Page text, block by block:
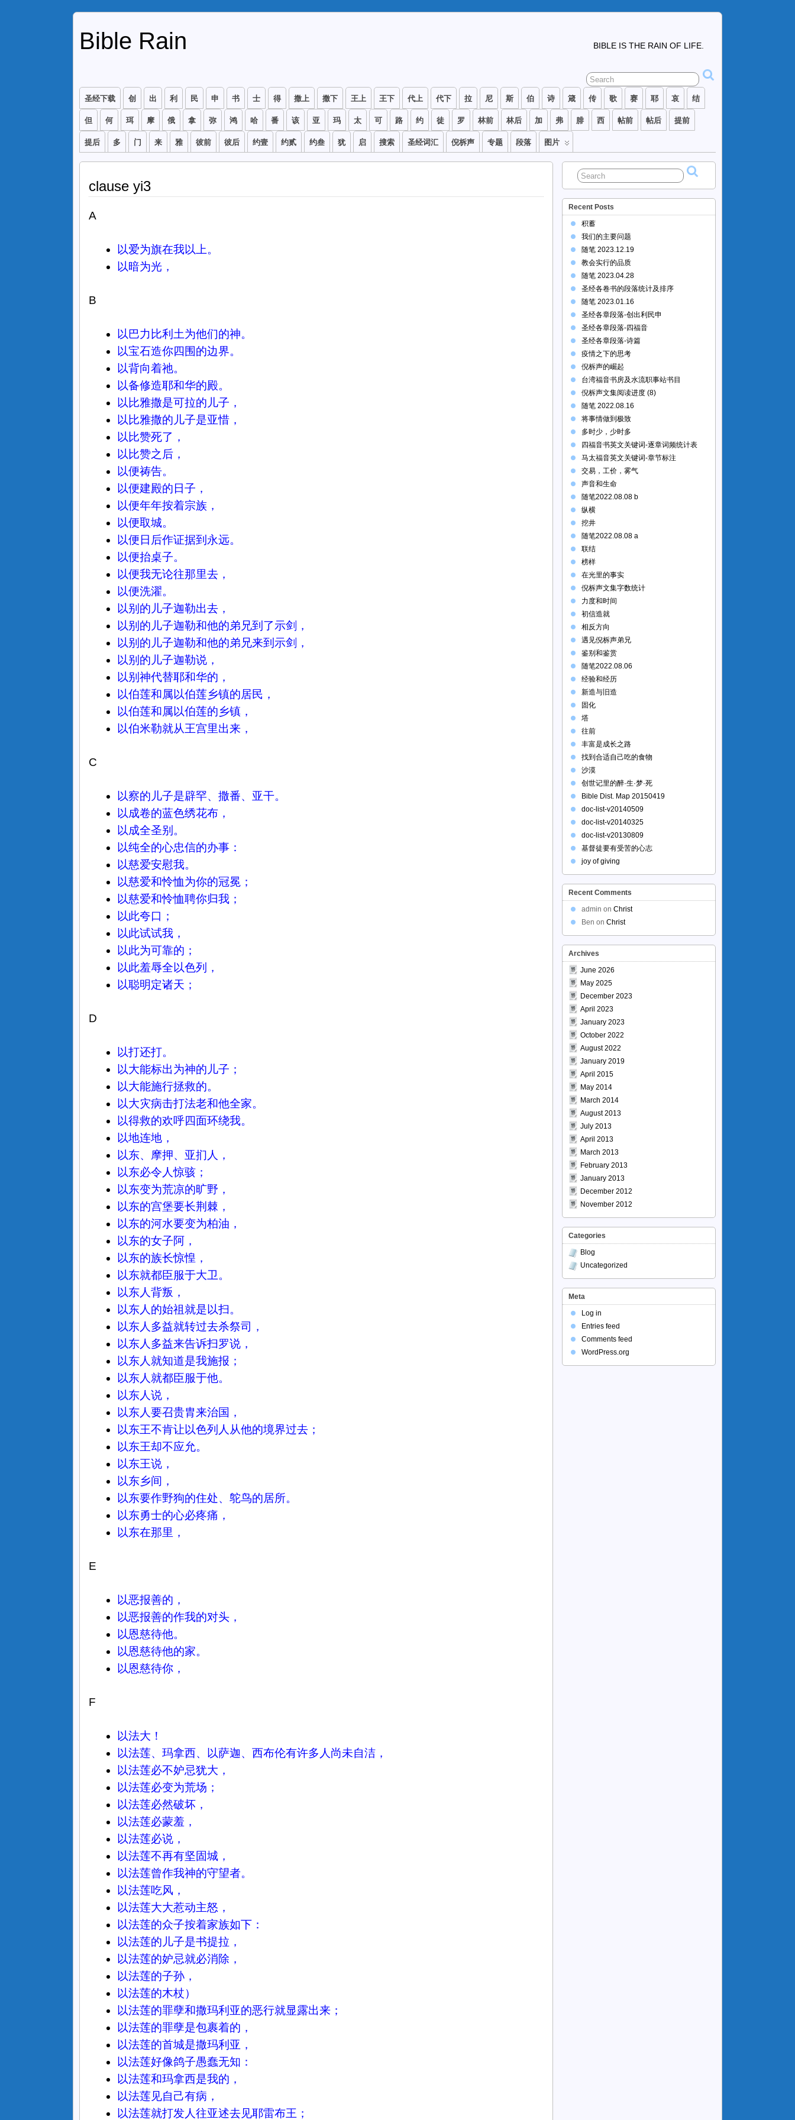
Bible Rain BIBLE IS THE RAIN OF LIFE.
圣经下载 创 出 利 民 申 书 士 得 撒上 撒下 王上 王下 代上 代下 拉 尼 斯 伯 诗 箴 传 歌 赛 耶 哀 结
但 何 珥 摩 俄 拿 弥 鸿 哈 番 该 亚 玛 太 可 路 约 徒 罗 林前 林后 加 弗 腓 西 帖前 帖后 提前
提后 多 门 来 雅 彼前 彼后 约壹 约贰 约叁 犹 启 搜索 圣经词汇 倪柝声 专题 段落 图片
clause yi3
A
以爱为旗在我以上。
以暗为光，
B
以巴力比利土为他们的神。
以宝石造你四围的边界。
以背向着祂。
以备修造耶和华的殿。
以比雅撒是可拉的儿子，
以比雅撒的儿子是亚惜，
以比赞死了，
以比赞之后，
以便祷告。
以便建殿的日子，
以便年年按着宗族，
以便取城。
以便日后作证据到永远。
以便抬桌子。
以便我无论往那里去，
以便洗濯。
以别的儿子迦勒出去，
以别的儿子迦勒和他的弟兄到了示剑，
以别的儿子迦勒和他的弟兄来到示剑，
以别的儿子迦勒说，
以别神代替耶和华的，
以伯莲和属以伯莲乡镇的居民，
以伯莲和属以伯莲的乡镇，
以伯米勒就从王宫里出来，
C
以察的儿子是辟罕、撒番、亚干。
以成卷的蓝色绣花布，
以成全圣别。
以纯全的心忠信的办事：
以慈爱安慰我。
以慈爱和怜恤为你的冠冕；
以慈爱和怜恤聘你归我；
以此夸口；
以此试试我，
以此为可靠的；
以此羞辱全以色列，
以聪明定诸天；
D
以打还打。
以大能标出为神的儿子；
以大能施行拯救的。
以大灾病击打法老和他全家。
以得救的欢呼四面环绕我。
以地连地，
以东、摩押、亚扪人，
以东必令人惊骇；
以东变为荒凉的旷野，
以东的宫堡要长荆棘，
以东的河水要变为柏油，
以东的女子阿，
以东的族长惊惶，
以东就都臣服于大卫。
以东人背叛，
以东人的始祖就是以扫。
以东人多益就转过去杀祭司，
以东人多益来告诉扫罗说，
以东人就知道是我施报；
以东人就都臣服于他。
以东人说，
以东人要召贵胄来治国，
以东王不肯让以色列人从他的境界过去；
以东王却不应允。
以东王说，
以东乡间，
以东要作野狗的住处、鸵鸟的居所。
以东勇士的心必疼痛，
以东在那里，
E
以恶报善的，
以恶报善的作我的对头，
以恩慈待他。
以恩慈待他的家。
以恩慈待你，
F
以法大！
以法莲、玛拿西、以萨迦、西布伦有许多人尚未自洁，
以法莲必不妒忌犹大，
以法莲必变为荒场；
以法莲必然破坏，
以法莲必蒙羞，
以法莲必说，
以法莲不再有坚固城，
以法莲曾作我神的守望者。
以法莲吃风，
以法莲大大惹动主怒，
以法莲的众子按着家族如下：
以法莲的儿子是书提拉，
以法莲的妒忌就必消除，
以法莲的子孙，
以法莲的木杖）
以法莲的罪孽和撒玛利亚的恶行就显露出来；
以法莲的罪孽是包裹着的，
以法莲的首城是撒玛利亚，
以法莲好像鸽子愚蠢无知：
以法莲和玛拿西是我的，
以法莲见自己有病，
以法莲就打发人往亚述去见耶雷布王；
Recent Posts
积蓄
我们的主要问题
随笔 2023.12.19
教会实行的品质
随笔 2023.04.28
圣经各卷书的段落统计及排序
随笔 2023.01.16
圣经各章段落-创出利民申
圣经各章段落-四福音
圣经各章段落-诗篇
疫情之下的思考
倪柝声的崛起
台湾福音书房及水流职事站书目
倪柝声文集阅读进度 (8)
随笔 2022.08.16
将事情做到极致
多时少，少时多
四福音书英文关键词-逐章词频统计表
马太福音英文关键词-章节标注
交易，工价，雾气
声音和生命
随笔2022.08.08 b
纵横
挖井
随笔2022.08.08 a
联结
榜样
在光里的事实
倪柝声文集字数统计
力度和时间
初信造就
相反方向
遇见倪柝声弟兄
鉴别和鉴赏
随笔2022.08.06
经验和经历
新造与旧造
固化
塔
往前
丰富是成长之路
找到合适自己吃的食物
沙漠
创世记里的醉·生·梦·死
Bible Dist. Map 20150419
doc-list-v20140509
doc-list-v20140325
doc-list-v20130809
基督徒要有受苦的心志
joy of giving
Recent Comments
admin on Christ
Ben on Christ
Archives
June 2026
May 2025
December 2023
April 2023
January 2023
October 2022
August 2022
January 2019
April 2015
May 2014
March 2014
August 2013
July 2013
April 2013
March 2013
February 2013
January 2013
December 2012
November 2012
Categories
Blog
Uncategorized
Meta
Log in
Entries feed
Comments feed
WordPress.org